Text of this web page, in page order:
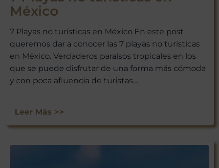
México
7 Playas no turísticas en México En este post
queremos dar a conocer las 7 playas no turísticas
en México. Verdaderos paraísos tropicales en los
que se puede disfrutar de una forma más cómoda
y con poca afluencia de turistas....
Leer Más >>